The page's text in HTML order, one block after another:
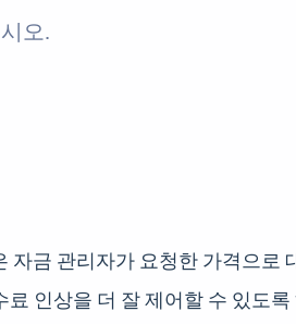
오.
금 관리자가 요청한 가격으로
인상을 더 잘 제어할 수 있도